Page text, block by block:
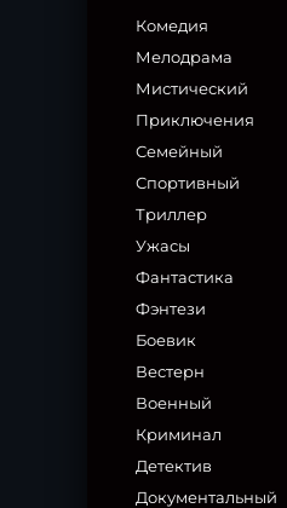
Комедия
Мелодрама
Мистический
Приключения
Семейный
Спортивный
Триллер
Ужасы
Фантастика
Фэнтези
Боевик
Вестерн
Военный
Криминал
Детектив
Документальный